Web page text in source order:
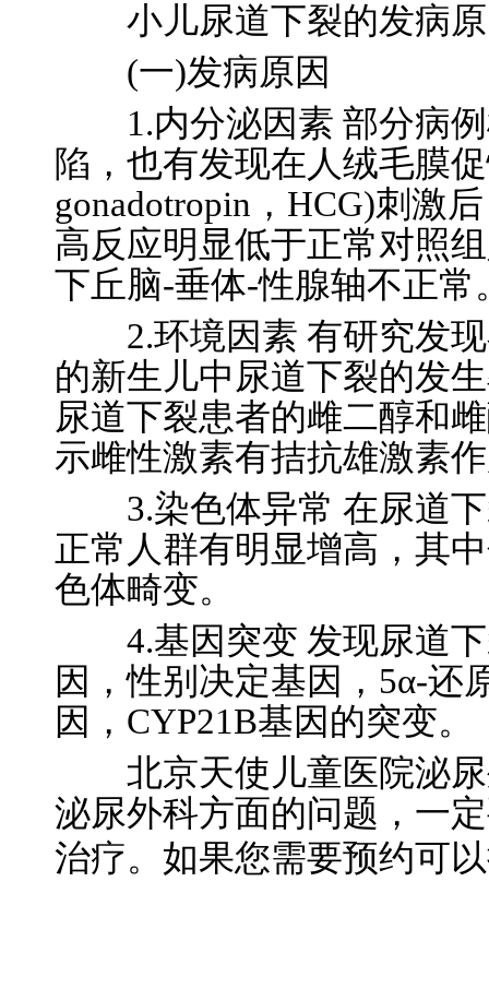
小儿尿道下裂的发病原
(一)发病原因
1.内分泌因素 部分病例
陷，也有发现在人绒毛膜
gonadotropin，HCG)刺激
高反应明显低于正常对照
下丘脑-垂体-性腺轴不正常
2.环境因素 有研究发现
的新生儿中尿道下裂的发
尿道下裂患者的雌二醇和
示雌性激素有拮抗雄激素
3.染色体异常 在尿道下
正常人群有明显增高，其
色体畸变。
4.基因突变 发现尿道下
因，性别决定基因，5α-还
因，CYP21B基因的突变。
北京天使儿童医院泌尿
泌尿外科方面的问题，一
治疗。如果您需要预约可